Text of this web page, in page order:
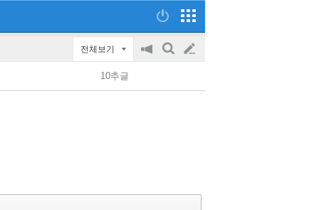
전체보기
공
on/off
검
글
쓰
10추글